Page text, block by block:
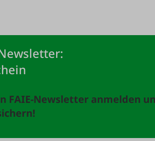
FAIE-Newsletter anmelden